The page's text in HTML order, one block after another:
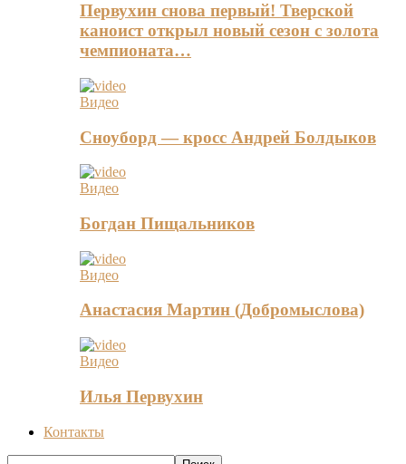
Первухин снова первый! Тверской
каноист открыл новый сезон с золота
чемпионата…
Видео
Сноуборд — кросс Андрей Болдыков
Видео
Богдан Пищальников
Видео
Анастасия Мартин (Добромыслова)
Видео
Илья Первухин
Контакты